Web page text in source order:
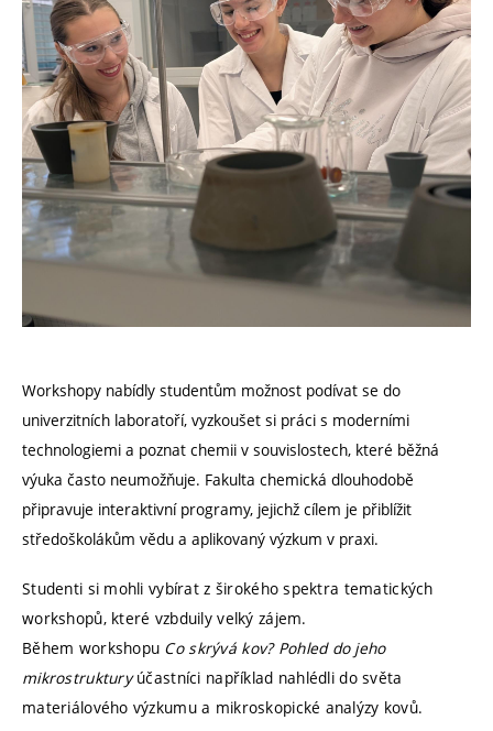
Workshopy nabídly studentům možnost podívat se do
univerzitních laboratoří, vyzkoušet si práci s moderními
technologiemi a poznat chemii v souvislostech, které běžná
výuka často neumožňuje. Fakulta chemická dlouhodobě
připravuje interaktivní programy, jejichž cílem je přiblížit
středoškolákům vědu a aplikovaný výzkum v praxi.
Studenti si mohli vybírat z širokého spektra tematických
workshopů, které vzbduily velký zájem.
Během workshopu Co skrývá kov? Pohled do jeho
mikrostrukturyúčastníci například nahlédli do světa
materiálového výzkumu a mikroskopické analýzy kovů.